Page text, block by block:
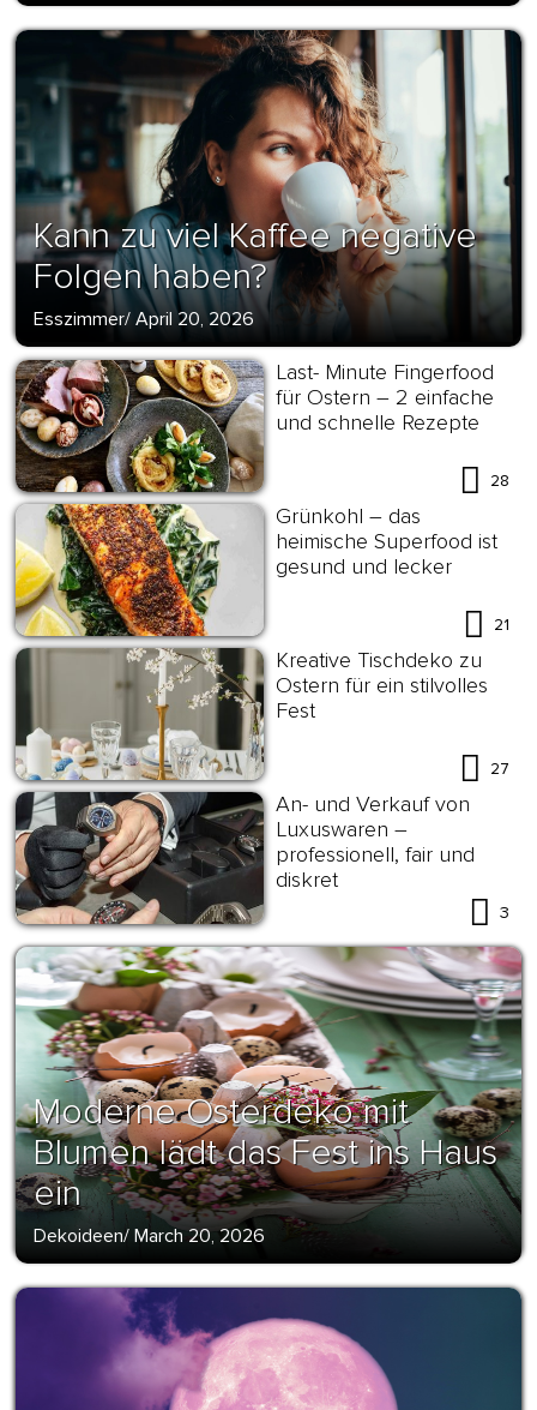
Kann zu viel Kaffee negative
Folgen haben?
Esszimmer/ April 20, 2026
Last- Minute Fingerfood
für Ostern – 2 einfache
und schnelle Rezepte
28
Grünkohl – das
heimische Superfood ist
gesund und lecker
21
Kreative Tischdeko zu
Ostern für ein stilvolles
Fest
27
An- und Verkauf von
Luxuswaren –
professionell, fair und
diskret
3
Moderne Osterdeko mit
Blumen lädt das Fest ins Haus
ein
Dekoideen/ March 20, 2026